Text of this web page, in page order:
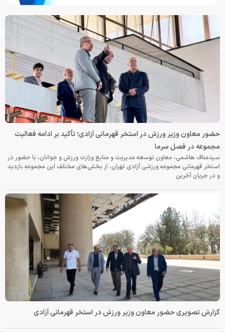
حضور معاون وزیر ورزش در استخر قهرمانی آزادی؛ تأکید بر ادامه فعالیت
مجموعه در فصل سرما
سیدمناف هاشمی، معاون توسعه مدیریت و منابع وزارت ورزش و جوانان، با حضور در
استخر قهرمانی مجموعه ورزشی آزادی تهران، از بخش‌های مختلف این مجموعه بازدید
و در جریان آخرین
گزارش تصویری حضور معاون وزیر ورزش در استخر قهرمانی آزادی